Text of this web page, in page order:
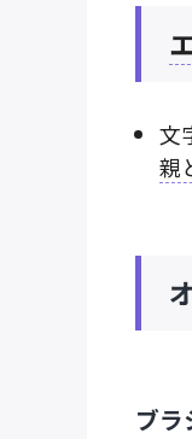
文
親
ブラ